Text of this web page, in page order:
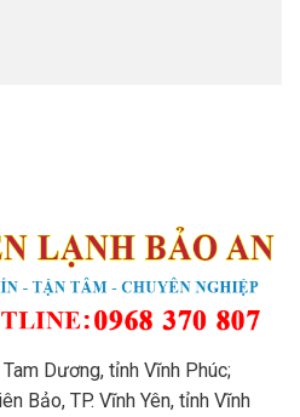
Dương, tỉnh Vĩnh Phúc;
Bảo, TP. Vĩnh Yên, tỉnh Vĩnh